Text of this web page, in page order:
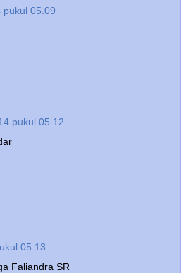
pukul 05.09
pukul 05.12
05.13
Faliandra SR